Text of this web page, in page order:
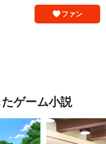
ファン
ゲーム小説